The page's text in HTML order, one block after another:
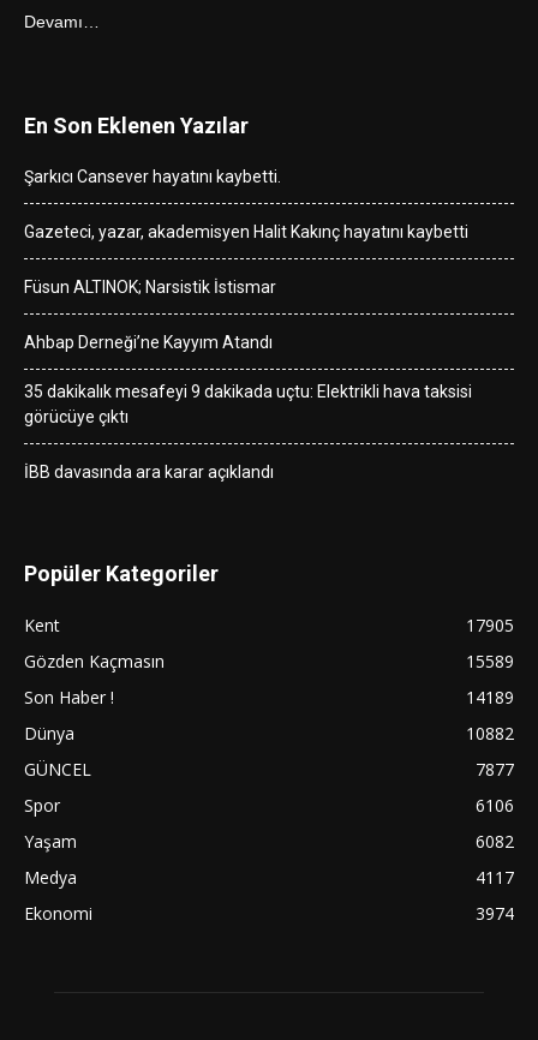
Devamı…
En Son Eklenen Yazılar
Şarkıcı Cansever hayatını kaybetti.
Gazeteci, yazar, akademisyen Halit Kakınç hayatını kaybetti
Füsun ALTINOK; Narsistik İstismar
Ahbap Derneği’ne Kayyım Atandı
35 dakikalık mesafeyi 9 dakikada uçtu: Elektrikli hava taksisi
görücüye çıktı
İBB davasında ara karar açıklandı
Popüler Kategoriler
Kent
17905
Gözden Kaçmasın
15589
Son Haber !
14189
Dünya
10882
GÜNCEL
7877
Spor
6106
Yaşam
6082
Medya
4117
Ekonomi
3974